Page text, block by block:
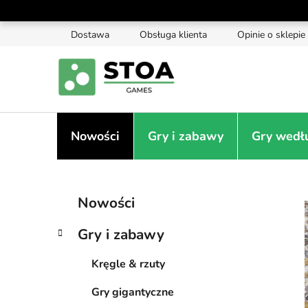
do
Dostawa
Obsługa klienta Opinie o sklepie
Nowości Gry i zabawy Gry
s
Pominąć
kategorie
e
Nowości
Gry i zabawy
Kręgle & rzuty
Gry gigantyczne